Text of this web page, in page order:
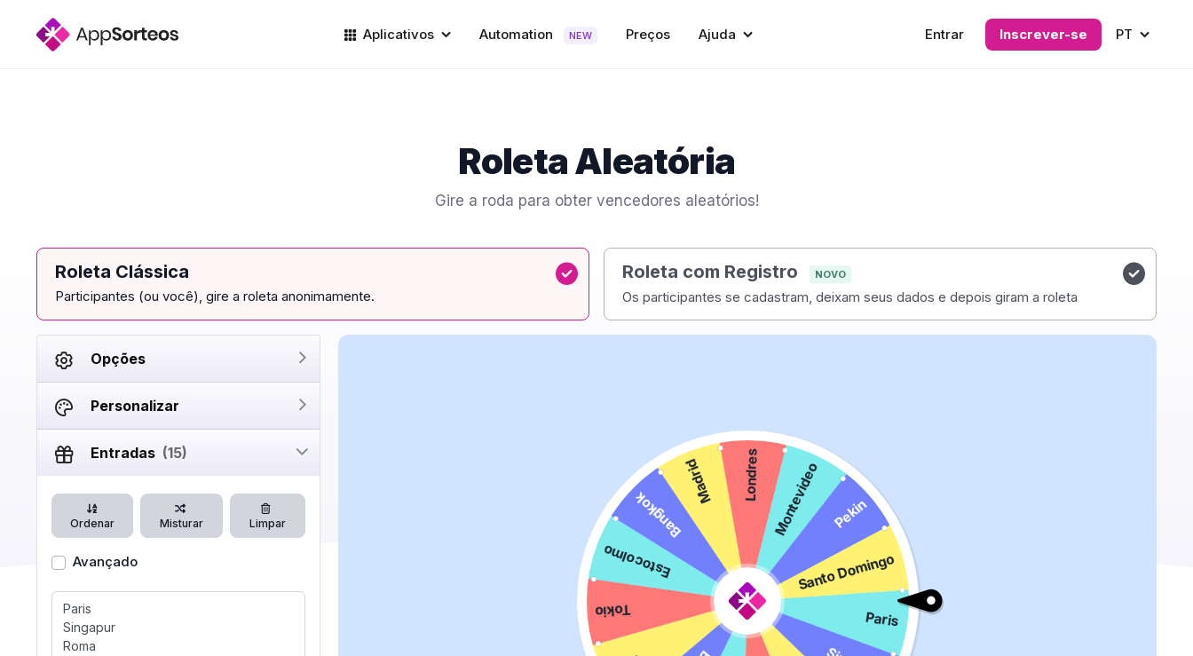
Aplicativos Automation NEW Preços Ajuda Entrar Inscrever-se PT
Roleta Aleatória
Gire a roda para obter vencedores aleatórios!
Roleta Clássica
Participantes (ou você), gire a roleta anonimamente.
Roleta com Registro NOVO
Os participantes se cadastram, deixam seus dados e depois giram a roleta
Opções
Personalizar
Entradas (15)
Ordenar Misturar Limpar
Avançado